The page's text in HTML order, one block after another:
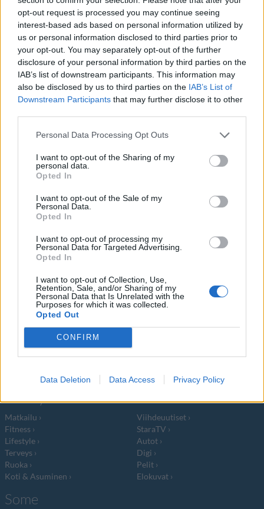
opt-out request is processed you may continue seeing
interest-based ads based on personal information utilized by
us or personal information disclosed to third parties prior to
your opt-out. You may separately opt-out of the further
disclosure of your personal information by third parties on the
IAB’s list of downstream participants. This information may
also be disclosed by us to third parties on the IAB’s List of
Downstream Participants that may further disclose it to other
Personal Data Processing Opt Outs
I want to opt-out of the Sharing of my
personal data.
Opted In
I want to opt-out of the Sale of my
Personal Data.
Opted In
I want to opt-out of processing my
Personal Data for Targeted Advertising.
Opted In
I want to opt-out of Collection, Use,
Retention, Sale, and/or Sharing of my
Personal Data that Is Unrelated with the
Purposes for which it was collected.
Opted Out
CONFIRM
Data Deletion Data Access Privacy Policy
Viihdeuutiset
4.2.2014, 16:00
62-vuotias alusvaatemalli
poseeraa kohutussa
kampanjassa
Atlantin toisella puolella vaikuttava
vaateketjujätti American Apparel nousee aika
ajoin
Tietoa meistä
Tietosuojalauseke
Lähetä uutisvinkki
Mediatiedot
Yhteistyössä
Jocka
Lifestyle
Matkailu
Fitness
Lifestyle
Terveys
Ruoka
Koti & Asuminen
Viihde
Viihdeuutiset
StaraTV
Autot
Digi
Pelit
Elokuvat
Some